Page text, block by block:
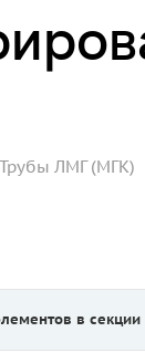
Трубы ЛМГ (МГК)
в секции